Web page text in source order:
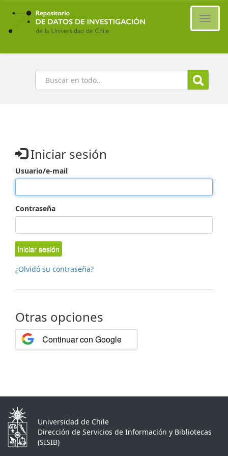
Ir
contenido
principal
Buscar
Iniciar sesión
Usuario/e-mail
Contraseña
Iniciar sesión
¿Olvidó su contraseña?
Otras opciones
Continuar con Google
Universidad de Chile
Dirección de Servicios de Información y Bibliotecas
(SISIB)